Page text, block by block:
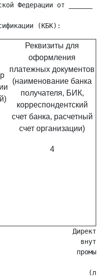
Федерации от ______
Реквизиты для
оформления
платежных документов
(наименование банка
получателя, БИК,
корреспондентский
счет банка, расчетный
счет организации)
4